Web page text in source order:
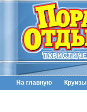
На главную Круизы